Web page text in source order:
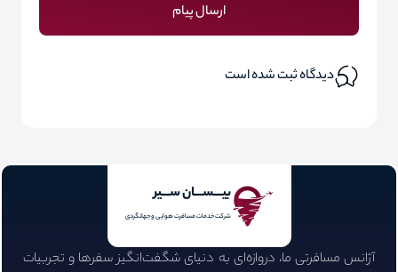
ارسال پیام
دیدگاه ثبت شده است
بیـــســـان ســـیر
شرکت خدمات مسافرت هوایی و جهانگردی
آژانس مسافرتی ما، دروازه‌ای به دنیای شگفت‌انگیز سفرها و تجربیات